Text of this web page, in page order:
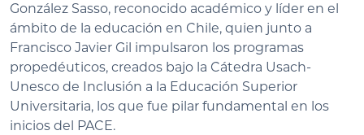
González Sasso, reconocido académico y líder en el
ámbito de la educación en Chile, quien junto a
Francisco Javier Gil impulsaron los programas
propedéuticos, creados bajo la Cátedra Usach-
Unesco de Inclusión a la Educación Superior
Universitaria, los que fue pilar fundamental en los
inicios del PACE.